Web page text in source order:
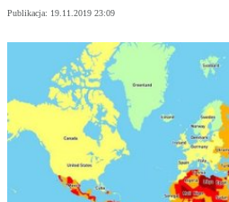
Publikacja: 19.11.2019 23:09